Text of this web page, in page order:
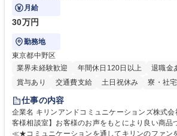
月給
30万円
勤務地
東京都中野区
業界未経験歓迎
年間休日120日以上 退職金
賞与あり
交通費支給 土日祝休み 寮・社
仕事の内容
企業名 キリンアンドコミュニケーションズ株式会社 求人名 中野本社
客様相談室】お客様のお声をもとにより良い商品づくりへ
≪★コミュニケーションを通してキリンのファ